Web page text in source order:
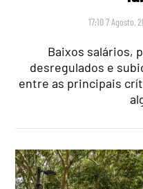
17:10 7 Agosto,
Baixos salários,
desregulados e
entre as principais